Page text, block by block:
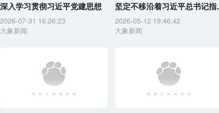
深入学习贯彻习近平党建思想
2026-07-31 16:26:23
大象新闻
坚定不移沿着习近平总书记指
2026-05-12 19:46:42
大象新闻